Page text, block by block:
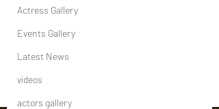
Actress Gallery
Events Gallery
Latest News
videos
actors gallery